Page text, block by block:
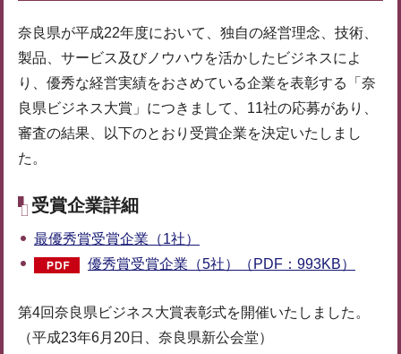
奈良県が平成22年度において、独自の経営理念、技術、
製品、サービス及びノウハウを活かしたビジネスによ
り、優秀な経営実績をおさめている企業を表彰する「奈
良県ビジネス大賞」につきまして、11社の応募があり、
審査の結果、以下のとおり受賞企業を決定いたしまし
た。
受賞企業詳細
最優秀賞受賞企業（1社）
優秀賞受賞企業（5社）（PDF：993KB）
第4回奈良県ビジネス大賞表彰式を開催いたしました。
（平成23年6月20日、奈良県新公会堂）